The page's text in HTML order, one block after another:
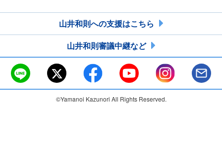
山井和則への支援はこちら
山井和則審議中継など
©Yamanoi Kazunori All Rights Reserved.